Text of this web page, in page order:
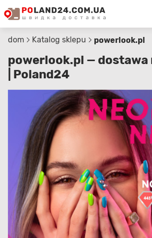
dom Katalog sklepu powerlook.pl
powerlook.pl — dostawa
| Poland24